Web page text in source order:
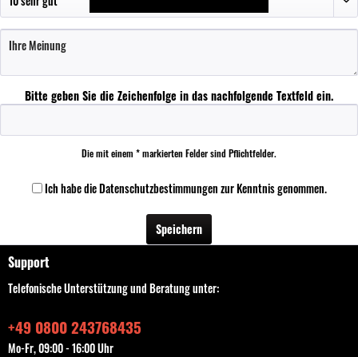
Bitte geben Sie die Zeichenfolge in das nachfolgende Textfeld ein.
Die mit einem * markierten Felder sind Pflichtfelder.
Ich habe dieDatenschutzbestimmungenzur Kenntnis genommen.
Speichern
Support
Telefonische Unterstützung und Beratung unter:
+49 0800 243768435
Mo-Fr, 09:00 - 16:00 Uhr